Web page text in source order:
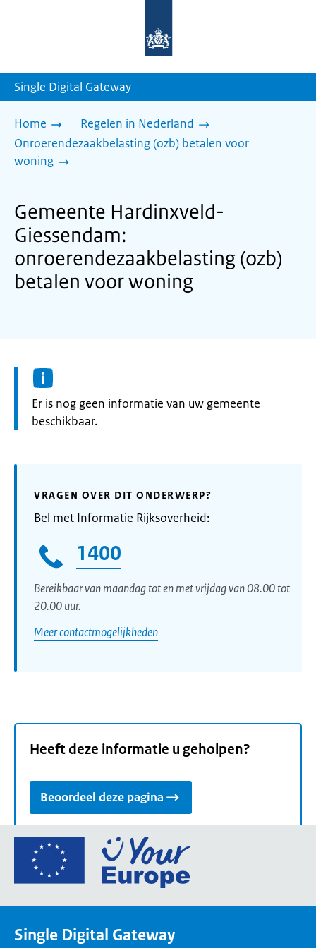
homepage
Single Digital Gateway
Home
Regelen in Nederland
Onroerendezaakbelasting (ozb) betalen voor
woning
Gemeente Hardinxveld-
Giessendam:
onroerendezaakbelasting (ozb)
betalen voor woning
Informatie:
Er is nog geen informatie van uw gemeente
beschikbaar.
VRAGEN OVER DIT ONDERWERP?
Bel met Informatie Rijksoverheid:
1400
Bereikbaar van maandag tot en met vrijdag van 08.00 tot
20.00 uur.
Meer contactmogelijkheden
Heeft deze informatie u geholpen?
Beoordeel deze pagina
Ga
de
Single Digital Gateway